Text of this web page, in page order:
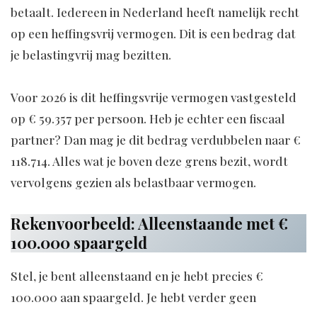
betaalt. Iedereen in Nederland heeft namelijk recht
op een heffingsvrij vermogen. Dit is een bedrag dat
je belastingvrij mag bezitten.
Voor 2026 is dit heffingsvrije vermogen vastgesteld
op € 59.357 per persoon. Heb je echter een fiscaal
partner? Dan mag je dit bedrag verdubbelen naar €
118.714. Alles wat je boven deze grens bezit, wordt
vervolgens gezien als belastbaar vermogen.
Rekenvoorbeeld: Alleenstaande met €
100.000 spaargeld
Stel, je bent alleenstaand en je hebt precies €
100.000 aan spaargeld. Je hebt verder geen